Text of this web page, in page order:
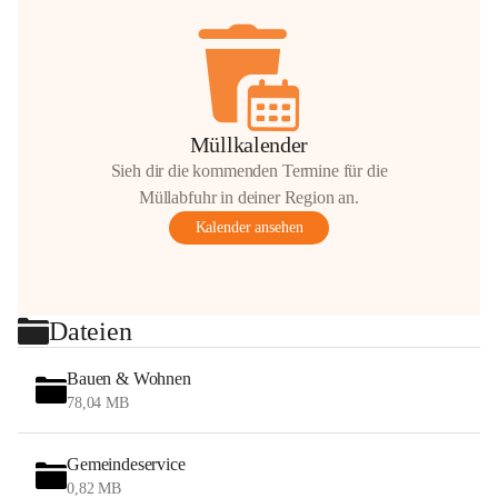
Müllkalender
Sieh dir die kommenden Termine für die
Müllabfuhr in deiner Region an.
Kalender ansehen
Dateien
Bauen & Wohnen
78,04 MB
Gemeindeservice
0,82 MB